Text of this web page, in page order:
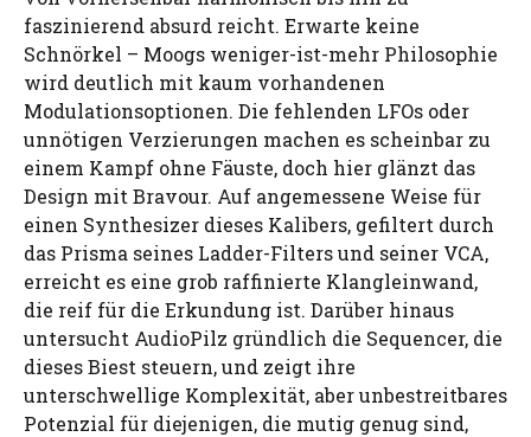
faszinierend absurd reicht. Erwarte keine
Schnörkel – Moogs weniger-ist-mehr Philosophie
wird deutlich mit kaum vorhandenen
Modulationsoptionen. Die fehlenden LFOs oder
unnötigen Verzierungen machen es scheinbar zu
einem Kampf ohne Fäuste, doch hier glänzt das
Design mit Bravour. Auf angemessene Weise für
einen Synthesizer dieses Kalibers, gefiltert durch
das Prisma seines Ladder-Filters und seiner VCA,
erreicht es eine grob raffinierte Klangleinwand,
die reif für die Erkundung ist. Darüber hinaus
untersucht AudioPilz gründlich die Sequencer, die
dieses Biest steuern, und zeigt ihre
unterschwellige Komplexität, aber unbestreitbares
Potenzial für diejenigen, die mutig genug sind,